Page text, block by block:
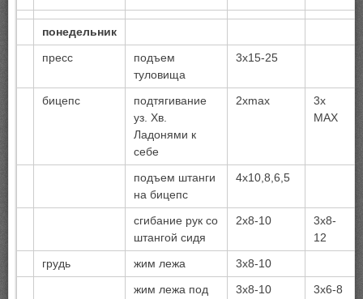
понедельник
пресс
подъем
туловища
3х15-25
бицепс
подтягивание
уз. Хв.
Ладонями к
себе
2хmax
3х
MAX
подъем штанги
на бицепс
4х10,8,6,5
сгибание рук со
штангой сидя
2х8-10
3х8-
12
грудь
жим лежа
3х8-10
жим лежа под
3х8-10 3х6-8